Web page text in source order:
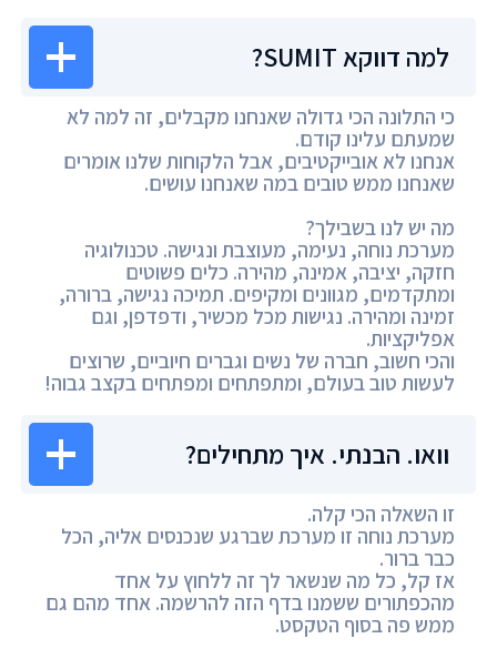
למה דווקא SUMIT?
כי התלונה הכי גדולה שאנחנו מקבלים, זה למה לא
שמעתם עלינו קודם.
אנחנו לא אובייקטיבים, אבל הלקוחות שלנו אומרים
שאנחנו ממש טובים במה שאנחנו עושים.
מה יש לנו בשבילך?
מערכת נוחה, נעימה, מעוצבת ונגישה. טכנולוגיה
חזקה, יציבה, אמינה, מהירה. כלים פשוטים
ומתקדמים, מגוונים ומקיפים. תמיכה נגישה, ברורה,
זמינה ומהירה. נגישות מכל מכשיר, ודפדפן, וגם
אפליקציות.
והכי חשוב, חברה של נשים וגברים חיוביים, שרוצים
לעשות טוב בעולם, ומתפתחים ומפתחים בקצב גבוה!
וואו. הבנתי. איך מתחילים?
זו השאלה הכי קלה.
מערכת נוחה זו מערכת שברגע שנכנסים אליה, הכל
כבר ברור.
אז קל, כל מה שנשאר לך זה ללחוץ על אחד
מהכפתורים ששמנו בדף הזה להרשמה. אחד מהם גם
ממש פה בסוף הטקסט.